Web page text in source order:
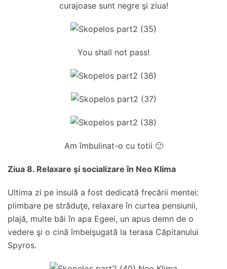
curajoase sunt negre şi ziua!
You shall not pass!
Am îmbulinat-o cu totii 🙂
Ziua 8. Relaxare şi socializare în Neo Klima
Ultima zi pe insulă a fost dedicată frecării mentei:
plimbare pe străduţe, relaxare în curtea pensiunii,
plajă, multe băi în apa Egeei, un apus demn de o
vedere şi o cină îmbelşugată la terasa Căpitanului
Spyros.